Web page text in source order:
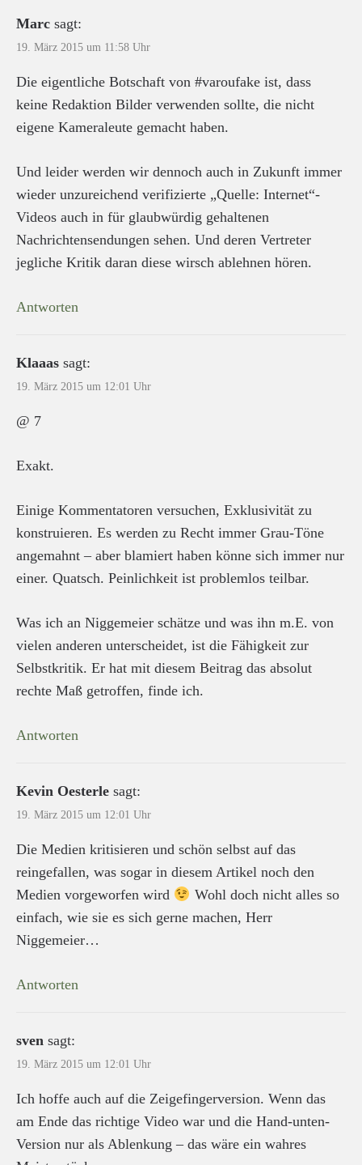
Marc sagt:
19. März 2015 um 11:58 Uhr
Die eigentliche Botschaft von #varoufake ist, dass
keine Redaktion Bilder verwenden sollte, die nicht
eigene Kameraleute gemacht haben.
Und leider werden wir dennoch auch in Zukunft immer
wieder unzureichend verifizierte „Quelle: Internet“-
Videos auch in für glaubwürdig gehaltenen
Nachrichtensendungen sehen. Und deren Vertreter
jegliche Kritik daran diese wirsch ablehnen hören.
Antworten
Klaaas sagt:
19. März 2015 um 12:01 Uhr
@ 7
Exakt.
Einige Kommentatoren versuchen, Exklusivität zu
konstruieren. Es werden zu Recht immer Grau-Töne
angemahnt – aber blamiert haben könne sich immer nur
einer. Quatsch. Peinlichkeit ist problemlos teilbar.
Was ich an Niggemeier schätze und was ihn m.E. von
vielen anderen unterscheidet, ist die Fähigkeit zur
Selbstkritik. Er hat mit diesem Beitrag das absolut
rechte Maß getroffen, finde ich.
Antworten
Kevin Oesterle sagt:
19. März 2015 um 12:01 Uhr
Die Medien kritisieren und schön selbst auf das
reingefallen, was sogar in diesem Artikel noch den
Medien vorgeworfen wird
Wohl doch nicht alles so
einfach, wie sie es sich gerne machen, Herr
Niggemeier…
Antworten
sven sagt:
19. März 2015 um 12:01 Uhr
Ich hoffe auch auf die Zeigefingerversion. Wenn das
am Ende das richtige Video war und die Hand-unten-
Version nur als Ablenkung – das wäre ein wahres